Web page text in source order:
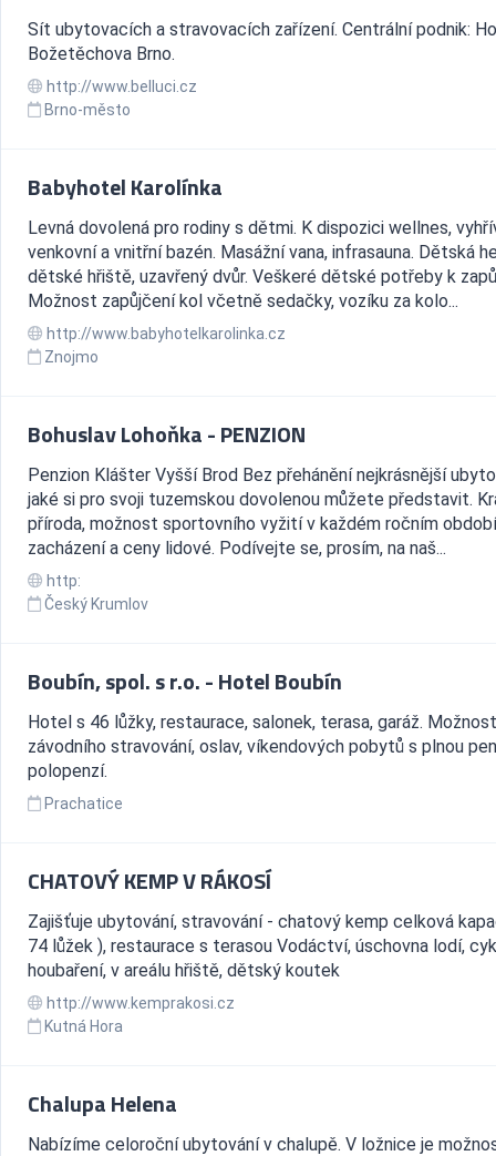
Sít ubytovacích a stravovacích zařízení. Centrální podnik:
Božetěchova Brno.
http://www.belluci.cz
Brno-město
Babyhotel Karolínka
Levná dovolená pro rodiny s dětmi. K dispozici wellnes,
venkovní a vnitřní bazén. Masážní vana, infrasauna. Dětská
dětské hřiště, uzavřený dvůr. Veškeré dětské potřeby k
Možnost zapůjčení kol včetně sedačky, vozíku za kolo...
http://www.babyhotelkarolinka.cz
Znojmo
Bohuslav Lohoňka - PENZION
Penzion Klášter Vyšší Brod Bez přehánění nejkrásnější
jaké si pro svoji tuzemskou dovolenou můžete představit.
příroda, možnost sportovního vyžití v každém ročním
zacházení a ceny lidové. Podívejte se, prosím, na naš...
http:
Český Krumlov
Boubín, spol. s r.o. - Hotel Boubín
Hotel s 46 lůžky, restaurace, salonek, terasa, garáž. Možnost
závodního stravování, oslav, víkendových pobytů s plnou
polopenzí.
Prachatice
CHATOVÝ KEMP V RÁKOSÍ
Zajišťuje ubytování, stravování - chatový kemp celková
74 lůžek ), restaurace s terasou Vodáctví, úschovna lodí,
houbaření, v areálu hřiště, dětský koutek
http://www.kemprakosi.cz
Kutná Hora
Chalupa Helena
Nabízíme celoroční ubytování v chalupě. V ložnice je